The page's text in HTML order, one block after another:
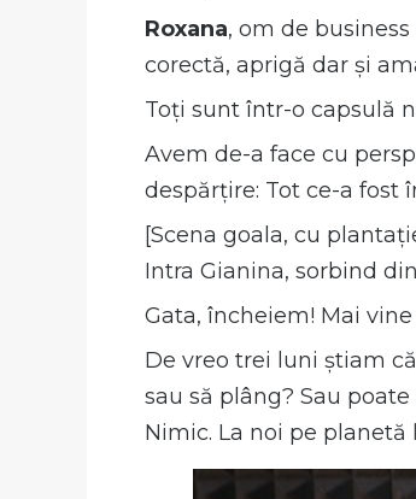
Roxana, om de
corectă, aprigă dar și
Toți sunt într-o capsulă
Avem de-a face cu
despărțire: Tot ce-a fost
[Scena goala, cu
Intra Gianina, sorbind
Gata, încheiem! Mai
De vreo trei luni știam
sau să plâng? Sau
Nimic. La noi pe planetă